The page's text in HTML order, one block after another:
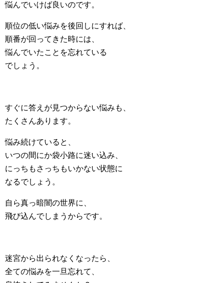
悩んでいけば良いのです。
順位の低い悩みを後回しにすれば、
順番が回ってきた時には、
悩んでいたことを忘れている
でしょう。
すぐに答えが見つからない悩みも、
たくさんあります。
悩み続けていると、
いつの間にか袋小路に迷い込み、
にっちもさっちもいかない状態に
なるでしょう。
自ら真っ暗闇の世界に、
飛び込んでしまうからです。
迷宮から出られなくなったら、
全ての悩みを一旦忘れて、